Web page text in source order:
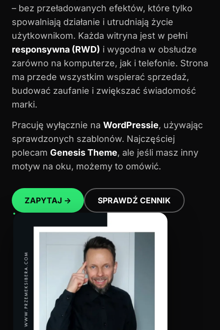
– bez przeładowanych efektów, które tylko
spowalniają działanie i utrudniają życie
użytkownikom. Każda witryna jest w pełni
responsywna (RWD) i wygodna w obsłudze
zarówno na komputerze, jak i telefonie. Strona
ma przede wszystkim wspierać sprzedaż,
budować zaufanie i zwiększać świadomość
marki.
Pracuję wyłącznie na WordPressie, używając
sprawdzonych szablonów. Najczęściej
polecam Genesis Theme, ale jeśli masz inny
motyw na oku, możemy to omówić.
ZAPYTAJ → SPRAWDŹ CENNIK